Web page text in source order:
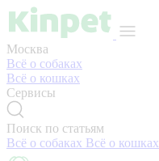
Москва
Всё о собаках
Всё о кошках
Сервисы
Поиск по статьям
Всё о собаках Всё о кошках